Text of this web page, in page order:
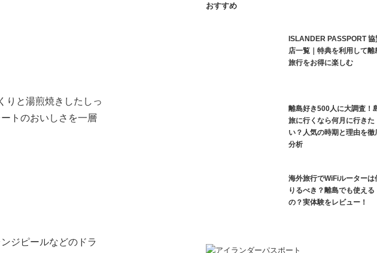
りと湯煎焼きしたしっ
トのおいしさを一層
ジピールなどのドラ
おすすめ
ISLANDER PASSPORT 協
店一覧｜特典を利用して離
旅行をお得に楽しむ
離島好き500人に大調査！
旅に行くなら何月に行きた
い？人気の時期と理由を徹
分析
海外旅行でWiFiルーターは
りるべき？離島でも使える
の？実体験をレビュー！